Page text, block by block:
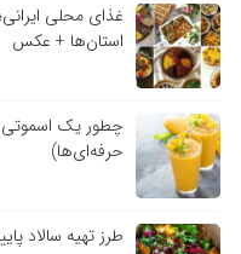
غذای محلی
استان‌ها + عکس
چطور یک اسموتی
حرفه‌ای‌ها)
طرز تهیه سالاد